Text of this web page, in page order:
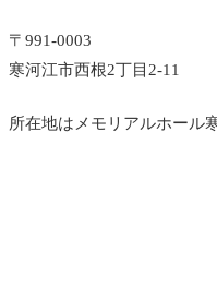
〒991-0003
寒河江市西根2丁目2-11
所在地はメモリアルホール